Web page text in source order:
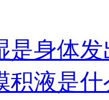
是身体
积液是